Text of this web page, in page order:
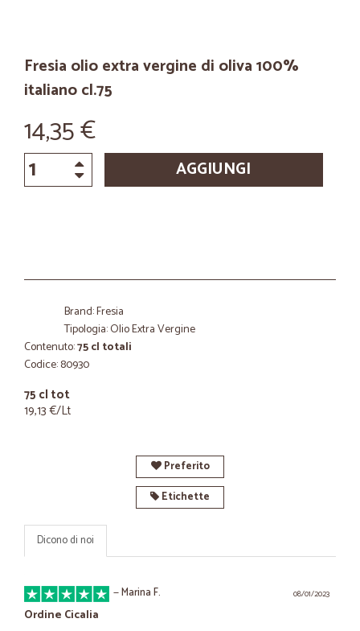
Fresia olio extra vergine di oliva 100%
italiano cl.75
14,35 €
AGGIUNGI
Brand: Fresia
Tipologia: Olio Extra Vergine
Contenuto:75 cl totali
Codice: 80930
75 cl tot
19,13 €/Lt
Preferito
Etichette
Dicono di noi
08/01/2023
—Marina F.
Ordine Cicalia